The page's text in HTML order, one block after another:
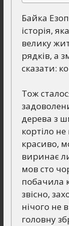
Байка
історія,
велику
рядків, а
сказати:
Тож
дерева з
кортіло
красиво,
виринає
мов сто
побачила
звісно,
нічого не
головну